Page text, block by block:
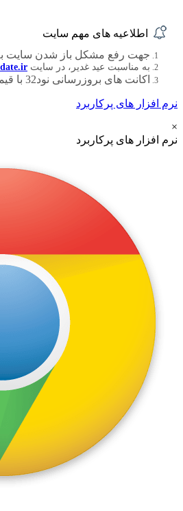
اطلاعیه های مهم سایت
جهت رفع مشکل باز شدن سایت به
به مناسبت عید غدیر، در سایت
اکانت های بروزرسانی نود32 با قیمت های مناسب به صورت یک ، سه ، شش و دوازده ماهه
نرم افزار های پرکاربرد
×
نرم افزار های پرکاربرد